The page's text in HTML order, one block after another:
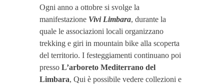
Ogni anno a ottobre si svolge la
manifestazione Vivi Limbara, durante la
quale le associazioni locali organizzano
trekking e giri in mountain bike alla scoperta
del territorio. I festeggiamenti continuano poi
presso L’arboreto Mediterrano del
Limbara, Qui è possibile vedere collezioni e